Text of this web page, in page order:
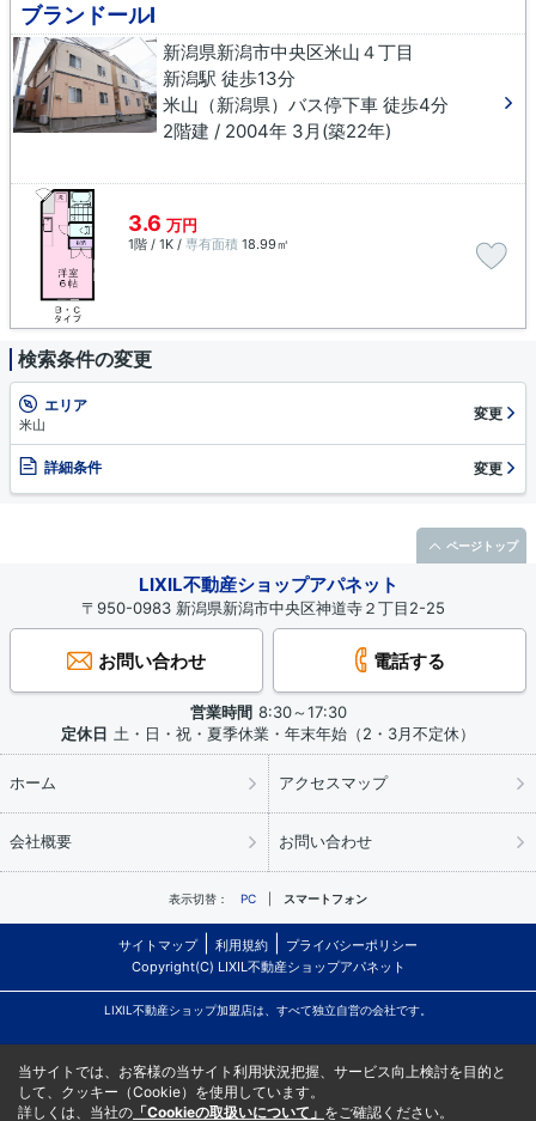
ブランドールⅠ
新潟県新潟市中央区米山４丁目
新潟駅 徒歩13分
米山（新潟県）バス停下車 徒歩4分
2階建 / 2004年 3月(築22年)
3.6 万円
1階 / 1K / 専有面積 18.99㎡
検索条件の変更
エリア
米山
変更
詳細条件 変更
LIXIL不動産ショップアパネット
〒950-0983 新潟県新潟市中央区神道寺２丁目2-25
お問い合わせ 電話する
営業時間 8:30～17:30
定休日 土・日・祝・夏季休業・年末年始（2・3月不定休）
ホーム アクセスマップ
会社概要 お問い合わせ
表示切替： PC スマートフォン
サイトマップ 利用規約
プライバシーポリシー
Copyright(C) LIXIL不動産ショップアパネット
LIXIL不動産ショップ加盟店は、すべて独立自営の会社です。
ページトップ
当サイトでは、お客様の当サイト利用状況把握、サービス向上検討を目的と
して、クッキー（Cookie）を使用しています。
詳しくは、当社の 「Cookieの取扱いについて」 をご確認ください。